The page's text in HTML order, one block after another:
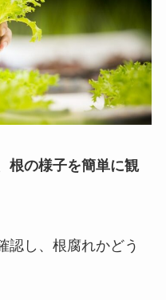
根の様子を簡単に観
認し、根腐れかどう